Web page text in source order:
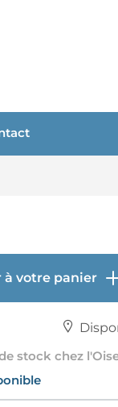
à votre panier
stock chez